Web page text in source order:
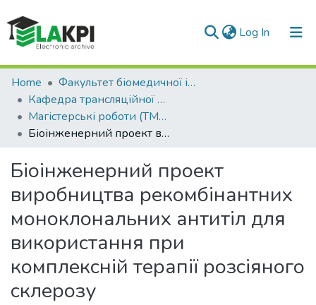
Log In (current)
Communities & Collections
All of DSpace
Statistics
Home
Факультет біомедичної інженерії (ФБМІ)
Кафедра трансляційної медичної біоінженерії (ТМБ)
Магістерські роботи (ТМБ)
Біоінженерний проект виробництва рекомбінантних моноклональних антитіл для використання при комплексній терапії розсіяного склерозу
Біоінженерний проект
виробництва рекомбінантних
моноклональних антитіл для
використання при
комплексній терапії розсіяного
склерозу